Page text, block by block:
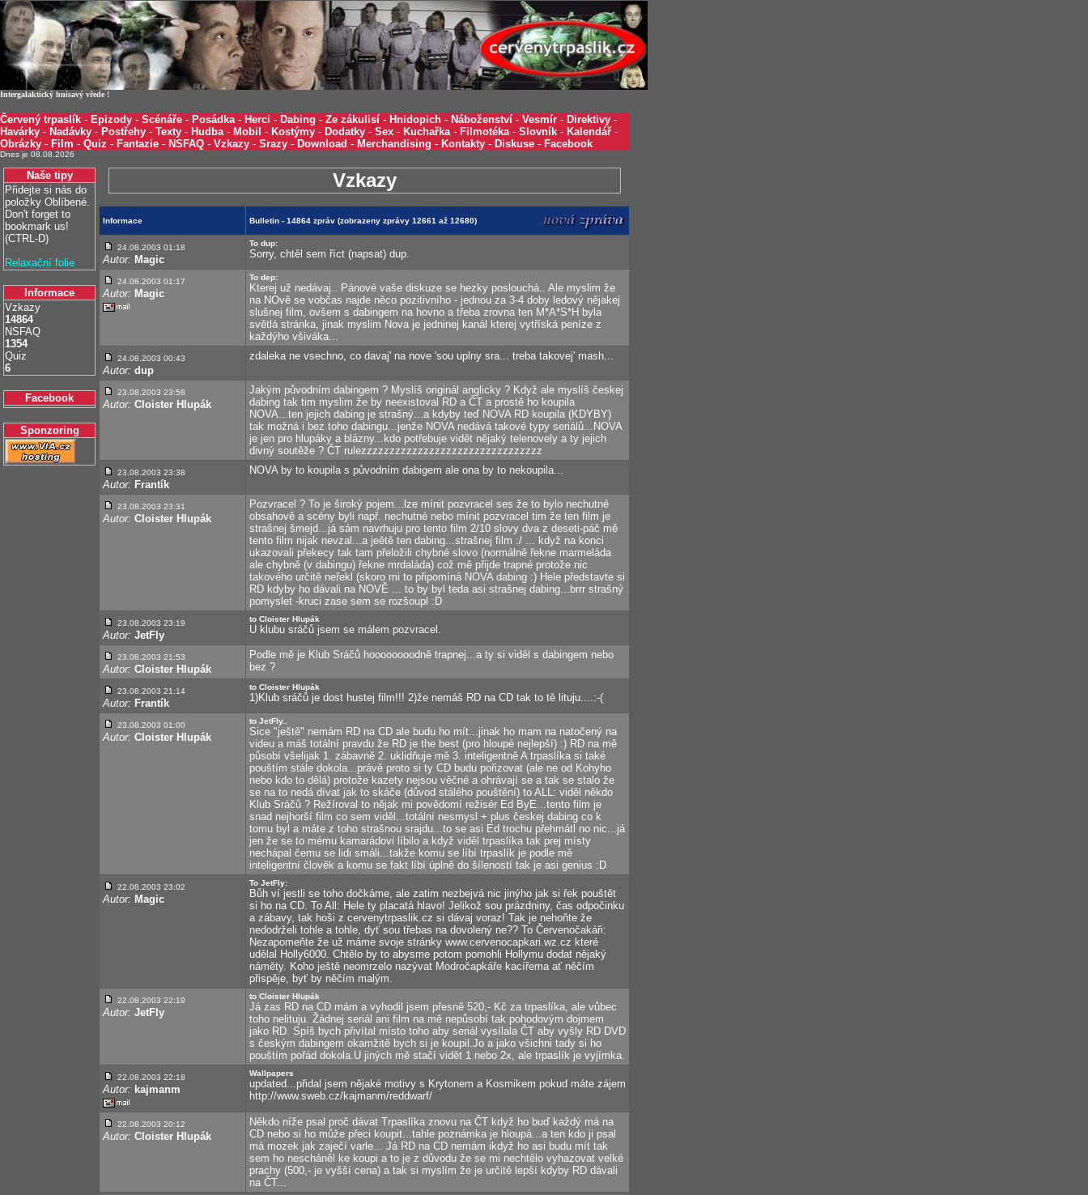
Intergalaktický hnisavý vřede !
Červený trpaslík - Epizody - Scénáře - Posádka- Herci - Dabing - Ze zákulisí - Hnidopich - Náboženství - Vesmír - Direktivy -
Havárky - Nadávky - Postřehy - Texty - Hudba- Mobil - Kostýmy - Dodatky - Sex - Kuchařka- Filmotéka- Slovník - Kalendář -
Obrázky - Film - Quiz - Fantazie - NSFAQ - Vzkazy - Srazy - Download - Merchandising - Kontakty - Diskuse - Facebook
Dnes je 08.08.2026
Naše tipy
Přidejte si nás do
položky Oblíbené.
Don't forget to
bookmark us!
(CTRL-D)
Relaxační folie
Informace
Vzkazy
14864
NSFAQ
1354
Quiz
6
Facebook
Sponzoring
Vzkazy
Informace Bulletin - 14864 zpráv (zobrazeny zprávy 12661 až 12680)
24.08.2003 01:18
Autor: Magic
To dup:
Sorry, chtěl sem říct (napsat) dup.
24.08.2003 01:17
Autor: Magic
To dep:
Kterej už nedávaj.. Pánové vaše diskuze se hezky poslouchá.. Ale myslim že
na NOvě se vobčas najde něco pozitivního - jednou za 3-4 doby ledový nějakej
slušnej film, ovšem s dabingem na hovno a třeba zrovna ten M*A*S*H byla
světlá stránka, jinak myslim Nova je jedninej kanál kterej vytříská peníze z
každýho všiváka...
24.08.2003 00:43
Autor: dup
zdaleka ne vsechno, co davaj' na nove 'sou uplny sra... treba takovej' mash...
23.08.2003 23:58
Autor: Cloister Hlupák
Jakým původním dabingem ? Myslíš originál anglicky ? Když ale myslíš českej
dabing tak tim myslim že by neexistoval RD a ČT a prostě ho koupila
NOVA...ten jejich dabing je strašný...a kdyby teď NOVA RD koupila (KDYBY)
tak možná i bez toho dabingu...jenže NOVA nedává takové typy seriálů...NOVA
je jen pro hlupáky a blázny...kdo potřebuje vidět nějaký telenovely a ty jejich
divný soutěže ? ČT rulezzzzzzzzzzzzzzzzzzzzzzzzzzzzzzzz
23.08.2003 23:38
Autor: Frantík
NOVA by to koupila s původním dabigem ale ona by to nekoupila...
23.08.2003 23:31
Autor: Cloister Hlupák
Pozvracel ? To je široký pojem...lze mínit pozvracel ses že to bylo nechutné
obsahově a scény byli např. nechutné nebo mínit pozvracel tim že ten film je
strašnej šmejd...já sám navrhuju pro tento film 2/10 slovy dva z deseti-páč mě
tento film nijak nevzal...a jeětě ten dabing...strašnej film :/ ... když na konci
ukazovali překecy tak tam přeložili chybné slovo (normálně řekne marmeláda
ale chybně (v dabingu) řekne mrdaláda) což mě přijde trapné protože nic
takového určitě neřekl (skoro mi to připomíná NOVA dabing :) Hele představte si
RD kdyby ho dávali na NOVĚ ... to by byl teda asi strašnej dabing...brrr strašný
pomyslet -kruci zase sem se rozšoupl :D
23.08.2003 23:19
Autor: JetFly
to Cloister Hlupák
U klubu sráčů jsem se málem pozvracel.
23.08.2003 21:53
Autor: Cloister Hlupák
Podle mě je Klub Sráčů hoooooooodně trapnej...a ty si viděl s dabingem nebo
bez ?
23.08.2003 21:14
Autor: Frantík
to Cloister Hlupák
1)Klub sráčů je dost hustej film!!! 2)že nemáš RD na CD tak to tě lituju....:-(
23.08.2003 01:00
Autor: Cloister Hlupák
to JetFly..
Sice "ještě" nemám RD na CD ale budu ho mít...jinak ho mam na natočený na
videu a máš totální pravdu že RD je the best (pro hloupé nejlepší) :) RD na mě
působí všelijak 1. zábavně 2. uklidňuje mě 3. inteligentně A trpaslíka si také
pouštím stále dokola...právě proto si ty CD budu pořizovat (ale ne od Kohyho
nebo kdo to dělá) protože kazety nejsou věčné a ohrávají se a tak se stalo že
se na to nedá dívat jak to skáče (důvod stálého pouštění) to ALL: viděl někdo
Klub Sráčů ? Režíroval to nějak mi povědomí režisér Ed ByE...tento film je
snad nejhorší film co sem viděl...totální nesmysl + plus českej dabing co k
tomu byl a máte z toho strašnou srajdu...to se asi Ed trochu přehmátl no nic...já
jen že se to mému kamarádovi líbilo a když viděl trpaslíka tak prej místy
nechápal čemu se lidi smáli...takže komu se líbí trpaslík je podle mě
inteligentní člověk a komu se fakt líbí úplně do šíleností tak je asi genius :D
22.08.2003 23:02
Autor: Magic
To JetFly:
Bůh ví jestli se toho dočkáme, ale zatim nezbejvá nic jinýho jak si řek pouštět
si ho na CD. To All: Hele ty placatá hlavo! Jelikož sou prázdniny, čas odpočinku
a zábavy, tak hoši z cervenytrpaslik.cz si dávaj voraz! Tak je nehoňte že
nedodrželi tohle a tohle, dyť sou třebas na dovolený ne?? To Červenočakáři:
Nezapomeňte že už máme svoje stránky www.cervenocapkari.wz.cz které
udělal Holly6000. Chtělo by to abysme potom pomohli Hollymu dodat nějaký
náměty. Koho ještě neomrzelo nazývat Modročapkáře kacířema ať něčím
přispěje, byť by něčím malým.
22.08.2003 22:19
Autor: JetFly
to Cloister Hlupák
Já zas RD na CD mám a vyhodil jsem přesně 520,- Kč za trpaslíka, ale vůbec
toho nelituju. Žádnej seriál ani film na mě nepůsobí tak pohodovým dojmem
jako RD. Spíš bych přivítal místo toho aby seriál vysílala ČT aby vyšly RD DVD
s českým dabingem okamžitě bych si je koupil.Jo a jako všichni tady si ho
pouštím pořád dokola.U jiných mě stačí vidět 1 nebo 2x, ale trpaslík je vyjímka.
22.08.2003 22:18
Autor: kajmanm
Wallpapers
updated...přidal jsem nějaké motivy s Krytonem a Kosmikem pokud máte zájem
http://www.sweb.cz/kajmanm/reddwarf/
22.08.2003 20:12
Autor: Cloister Hlupák
Někdo níže psal proč dávat Trpaslíka znovu na ČT když ho buď každý má na
CD nebo si ho může přeci koupit...tahle poznámka je hloupá...a ten kdo ji psal
má mozek jak zaječí varle... Já RD na CD nemám ikdyž ho asi budu mít tak
sem ho nescháněl ke koupi a to je z důvodu že se mi nechtělo vyhazovat velké
prachy (500,- je vyšší cena) a tak si myslím že je určitě lepší kdyby RD dávali
na ČT...